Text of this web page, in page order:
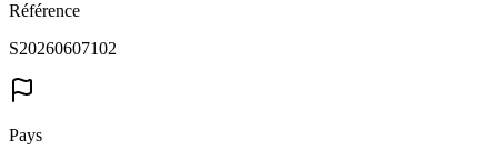
Référence
S20260607102
Pays